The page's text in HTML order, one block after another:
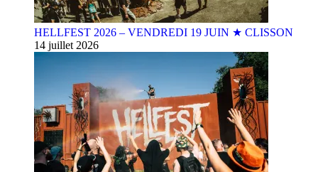
HELLFEST 2026 – VENDREDI 19 JUIN ★ CLISSON
14 juillet 2026